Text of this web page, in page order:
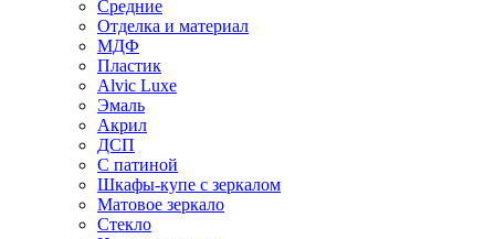
Средние
Отделка и материал
МДФ
Пластик
Alvic Luxe
Эмаль
Акрил
ДСП
С патиной
Шкафы-купе с зеркалом
Матовое зеркало
Стекло